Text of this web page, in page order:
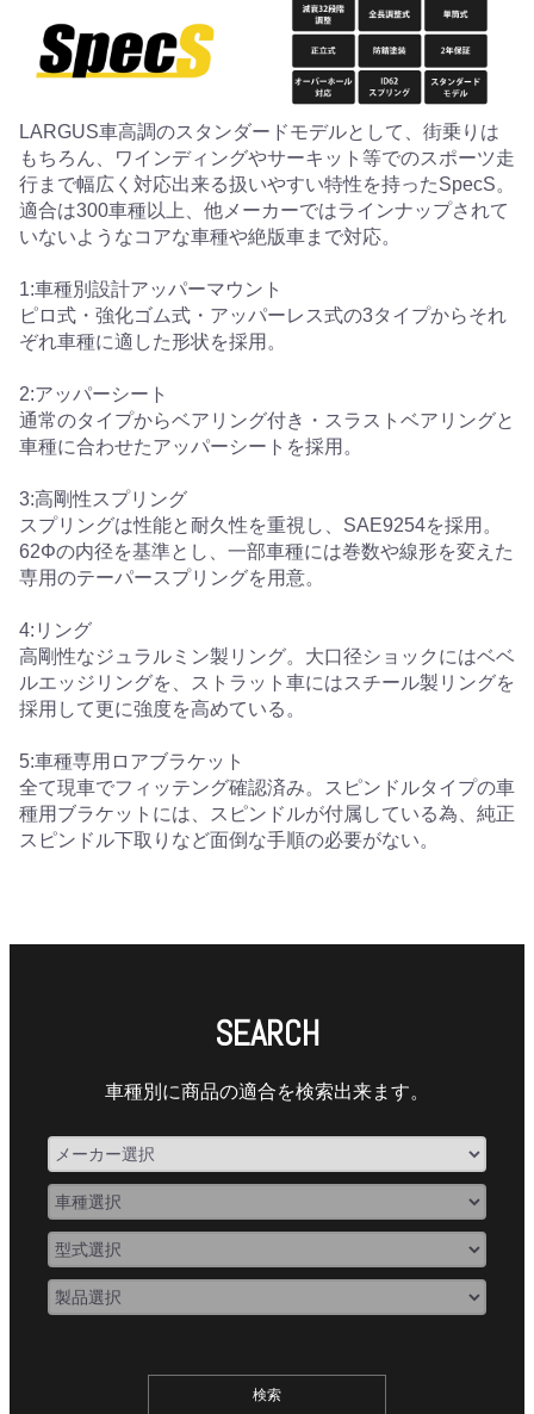
LARGUS車高調のスタンダードモデルとして、街乗りは
もちろん、ワインディングやサーキット等でのスポーツ走
行まで幅広く対応出来る扱いやすい特性を持ったSpecS。
適合は300車種以上、他メーカーではラインナップされて
いないようなコアな車種や絶版車まで対応。
1:車種別設計アッパーマウント
ピロ式・強化ゴム式・アッパーレス式の3タイプからそれ
ぞれ車種に適した形状を採用。
2:アッパーシート
通常のタイプからベアリング付き・スラストベアリングと
車種に合わせたアッパーシートを採用。
3:高剛性スプリング
スプリングは性能と耐久性を重視し、SAE9254を採用。
62Φの内径を基準とし、一部車種には巻数や線形を変えた
専用のテーパースプリングを用意。
4:リング
高剛性なジュラルミン製リング。大口径ショックにはベベ
ルエッジリングを、ストラット車にはスチール製リングを
採用して更に強度を高めている。
5:車種専用ロアブラケット
全て現車でフィッテング確認済み。スピンドルタイプの車
種用ブラケットには、スピンドルが付属している為、純正
スピンドル下取りなど面倒な手順の必要がない。
SEARCH
車種別に商品の適合を検索出来ます。